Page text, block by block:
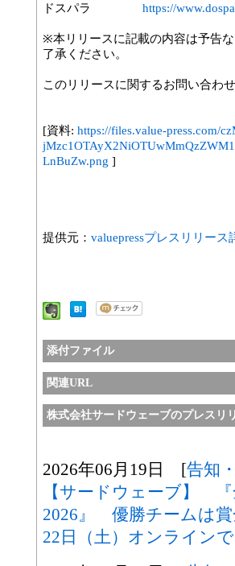
ドスパラ https://
※本リリースに記載の内容は予告
了承ください。
このリリースに関するお問い合わ
[資料: https://files.value-press.com/
LnBuZw.png ]
提供元： valuepressプレスリリース
添付ファイル
関連URL
株式会社サードウェーブのプレスリ
2026年06月19日 [告知
【サードウェーブ】
2026』 優勝チームは
22日（土）オンライン